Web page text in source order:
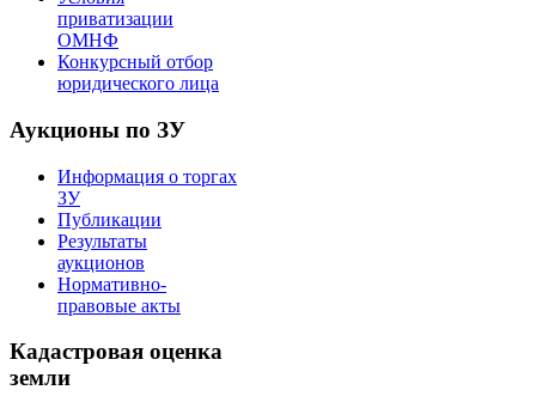
приватизации
ОМНФ
Конкурсный отбор
юридического лица
Аукционы по ЗУ
Информация о торгах
ЗУ
Публикации
Результаты
аукционов
Нормативно-
правовые акты
Кадастровая оценка
земли